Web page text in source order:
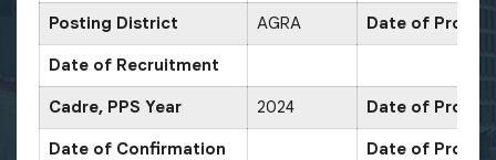
Posting District AGRA Date of
Date of Recruitment
Cadre, PPS Year 2024 Date of
Date of Confirmation Date of